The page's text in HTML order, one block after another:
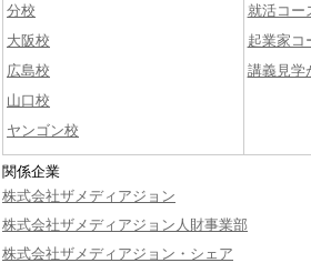
分校
大阪校
広島校
山口校
ヤンゴン校
就活コー
起業家コ
講義見学
関係企業
株式会社ザメディアジョン
株式会社ザメディアジョン人財事業部
株式会社ザメディアジョン・シェア